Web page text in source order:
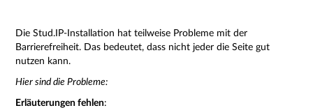
Die Stud.IP-Installation hat teilweise Probleme mit der
Barrierefreiheit. Das bedeutet, dass nicht jeder die Seite gut
nutzen kann.
Hier sind die Probleme:
Erläuterungen fehlen: